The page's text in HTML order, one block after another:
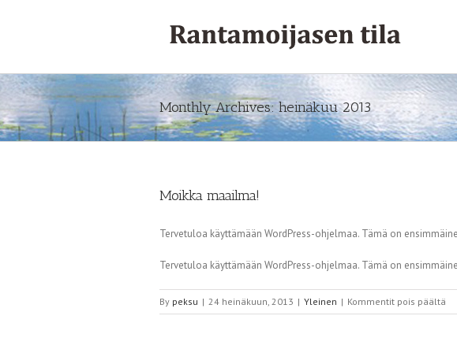
Monthly Archives:heinäkuu 2013
Moikka maailma!
Tervetuloa käyttämään WordPress-ohjelmaa. Tämä on
Tervetuloa käyttämään WordPress-ohjelmaa. Tämä on
By peksu | 24 heinäkuun, 2013 | Yleinen | Kommentit pois päältä